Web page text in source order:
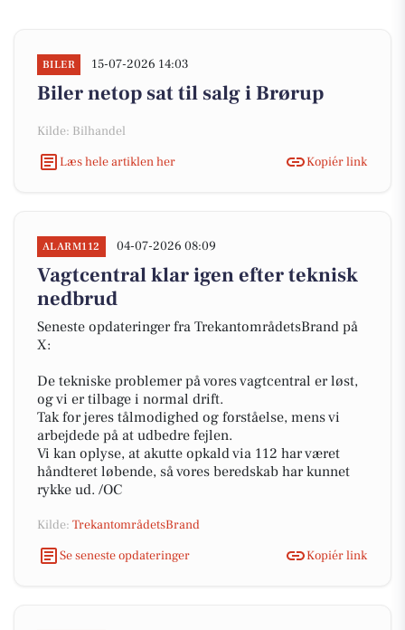
BILER 15-07-2026 14:03
Biler netop sat til salg i Brørup
Kilde: Bilhandel
Læs hele artiklen her
Kopiér link
ALARM112 04-07-2026 08:09
Vagtcentral klar igen efter teknisk
nedbrud
Seneste opdateringer fra TrekantområdetsBrand på
X:
De tekniske problemer på vores vagtcentral er løst,
og vi er tilbage i normal drift.
Tak for jeres tålmodighed og forståelse, mens vi
arbejdede på at udbedre fejlen.
Vi kan oplyse, at akutte opkald via 112 har været
håndteret løbende, så vores beredskab har kunnet
rykke ud. /OC
Kilde: TrekantområdetsBrand
Se seneste opdateringer
Kopiér link